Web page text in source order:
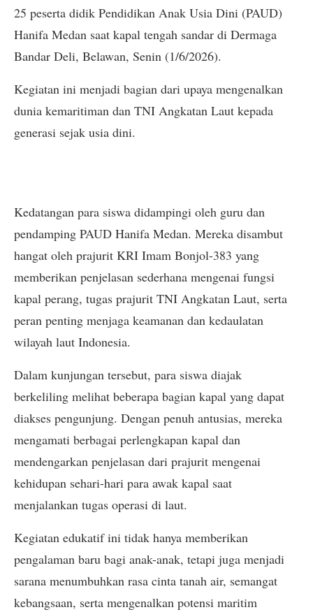
25 peserta didik Pendidikan Anak Usia Dini (PAUD)
Hanifa Medan saat kapal tengah sandar di Dermaga
Bandar Deli, Belawan, Senin (1/6/2026).
Kegiatan ini menjadi bagian dari upaya mengenalkan
dunia kemaritiman dan TNI Angkatan Laut kepada
generasi sejak usia dini.
Kedatangan para siswa didampingi oleh guru dan
pendamping PAUD Hanifa Medan. Mereka disambut
hangat oleh prajurit KRI Imam Bonjol-383 yang
memberikan penjelasan sederhana mengenai fungsi
kapal perang, tugas prajurit TNI Angkatan Laut, serta
peran penting menjaga keamanan dan kedaulatan
wilayah laut Indonesia.
Dalam kunjungan tersebut, para siswa diajak
berkeliling melihat beberapa bagian kapal yang dapat
diakses pengunjung. Dengan penuh antusias, mereka
mengamati berbagai perlengkapan kapal dan
mendengarkan penjelasan dari prajurit mengenai
kehidupan sehari-hari para awak kapal saat
menjalankan tugas operasi di laut.
Kegiatan edukatif ini tidak hanya memberikan
pengalaman baru bagi anak-anak, tetapi juga menjadi
sarana menumbuhkan rasa cinta tanah air, semangat
kebangsaan, serta mengenalkan potensi maritim